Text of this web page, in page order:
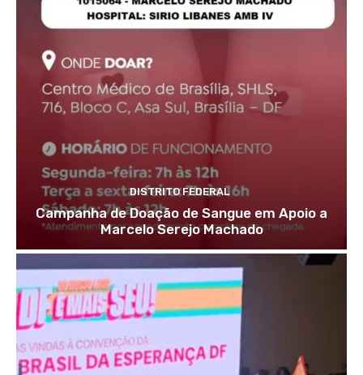
DISTRITO FEDERAL
Campanha de Doação de Sangue em Apoio a
Marcelo Serejo Machado